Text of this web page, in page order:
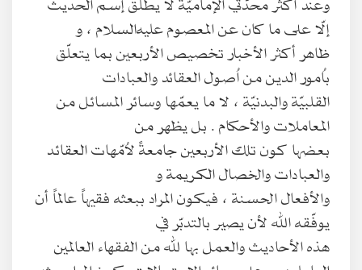
إلّا على ما كان عن المعصوم عليه‌السلام ، و
ظاهر أكثر الأخبار تخصيص الأربعين بما يتعلّق
باُمور الدين من اُصول العقائد والعبادات
القلبيّة والبدنيّة ، لا ما يعمّها وسائر المسائل من
المعاملات والأحكام . بل يظهر من
بعضها كون تلك الأربعين جامعةً لاُمّهات العقائد
والعبادات والخصال الكريمة و
والأفعال الحسنة ، فيكون المراد ببعثه فقيهاً عالماً أن
يوفّقه الله لأن يصير بالتدبّر في
هذه الأحاديث والعمل بها لله من الفقهاء العالمين